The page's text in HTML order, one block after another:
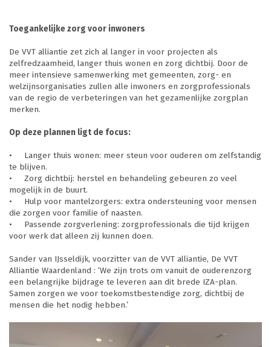
Toegankelijke zorg voor inwoners
De VVT alliantie zet zich al langer in voor projecten als
zelfredzaamheid, langer thuis wonen en zorg dichtbij. Door de
meer intensieve samenwerking met gemeenten, zorg- en
welzijnsorganisaties zullen alle inwoners en zorgprofessionals
van de regio de verbeteringen van het gezamenlijke zorgplan
merken.
Op deze plannen ligt de focus:
•
Langer thuis wonen: meer steun voor ouderen om zelfstandig
te blijven.
•
Zorg dichtbij: herstel en behandeling gebeuren zo veel
mogelijk in de buurt.
•
Hulp voor mantelzorgers: extra ondersteuning voor mensen
die zorgen voor familie of naasten.
•
Passende zorgverlening: zorgprofessionals die tijd krijgen
voor werk dat alleen zij kunnen doen.
Sander van IJsseldijk, voorzitter van de VVT alliantie, De VVT
Alliantie Waardenland : ‘We zijn trots om vanuit de ouderenzorg
een belangrijke bijdrage te leveren aan dit brede IZA-plan.
Samen zorgen we voor toekomstbestendige zorg, dichtbij de
mensen die het nodig hebben.’